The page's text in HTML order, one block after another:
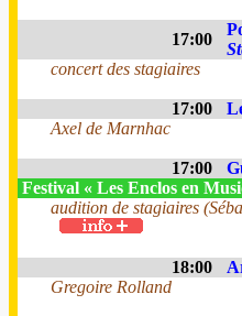
17:00
concert des stagiaires
17:00
Axel de Marnhac
17:00
Festival « Les Enclos en
audition de stagiaires
18:00
Gregoire Rolland